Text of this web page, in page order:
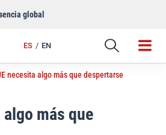
global
ES EN
Enlace
necesita algo más que despertarse
algo más que